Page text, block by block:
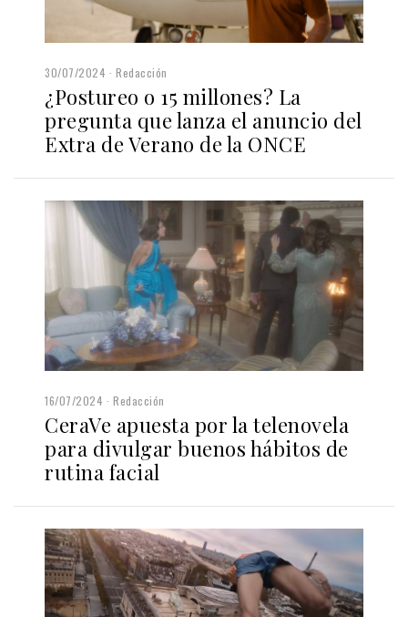
30/07/2024 Redacción
¿Postureo o 15 millones? La
pregunta que lanza el anuncio del
Extra de Verano de la ONCE
16/07/2024 Redacción
CeraVe apuesta por la telenovela
para divulgar buenos hábitos de
rutina facial